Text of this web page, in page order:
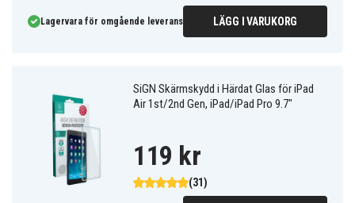
Lagervara för omgående leverans LÄGG I VARUKORG
SiGN Skärmskydd i Härdat Glas för iPad
Air 1st/2nd Gen, iPad/iPad Pro 9.7"
(31)
119 kr